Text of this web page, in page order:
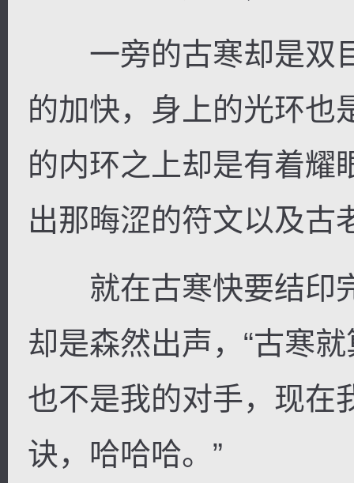
一旁的古寒却是双
的加快，身上的光环也
的内环之上却是有着耀
出那晦涩的符文以及古
就在古寒快要结印
却是森然出声，“古寒
也不是我的对手，现在
诀，哈哈哈。”